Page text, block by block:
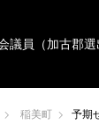
議員（加古郡選
稲美町 予期